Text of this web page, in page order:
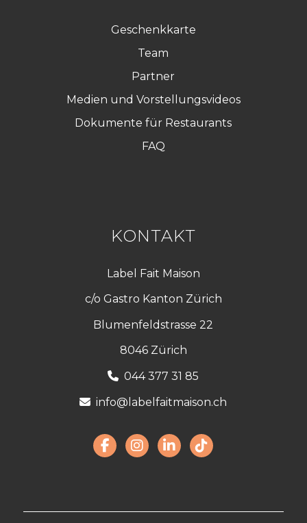
Geschenkkarte
Team
Partner
Medien und Vorstellungsvideos
Dokumente für Restaurants
FAQ
KONTAKT
Label Fait Maison
c/o Gastro Kanton Zürich
Blumenfeldstrasse 22
8046 Zürich
044 377 31 85
info@labelfaitmaison.ch